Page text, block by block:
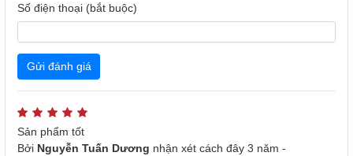
Rõ Khung Hình, Mượt Chuyển Động
Công Nghệ Motion Xcelerator- Trong các phân cảnh đua
xe hoặc rượt đuổi, các khung hình thay đổi liên tục dễ dẫn
đến hiện tượng "bóng ma" trên màn hình. Công nghệ
Motion Xcelerator sẽ tự động bổ sung thêm khung hình để
Số điện thoại (bắt buộc)
Gửi đánh giá
Sản phẩm tốt
Bởi Nguyễn Tuấn Dương nhận xét cách đây 3 năm -